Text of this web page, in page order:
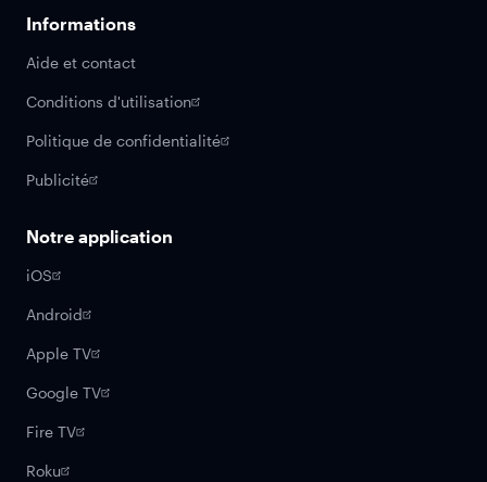
Informations
Aide et contact
Conditions d'utilisation
Politique de confidentialité
Publicité
Notre application
iOS
Android
Apple TV
Google TV
Fire TV
Roku